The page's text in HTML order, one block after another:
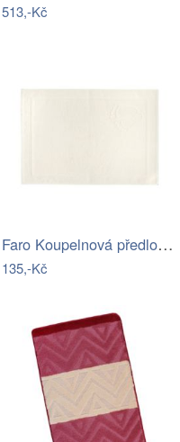
513,-Kč
Faro Koupelnová předložka LORNA 50 x 70…
135,-Kč